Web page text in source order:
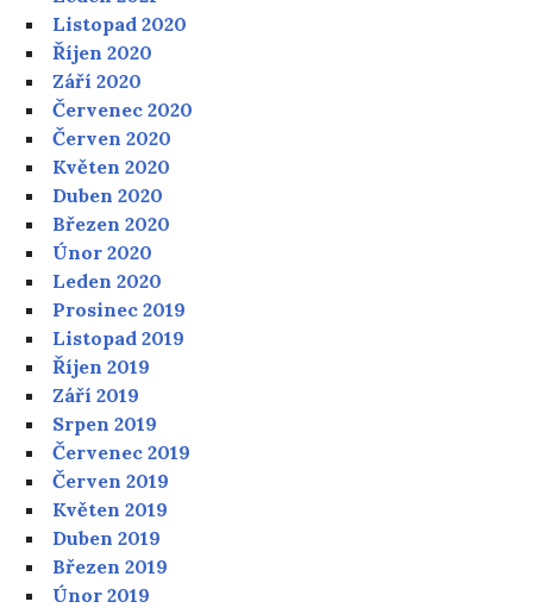
Listopad 2020
Říjen 2020
Září 2020
Červenec 2020
Červen 2020
Květen 2020
Duben 2020
Březen 2020
Únor 2020
Leden 2020
Prosinec 2019
Listopad 2019
Říjen 2019
Září 2019
Srpen 2019
Červenec 2019
Červen 2019
Květen 2019
Duben 2019
Březen 2019
Únor 2019